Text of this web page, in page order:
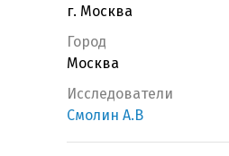
г. Москва
Город
Москва
Исследователи
Смолин А.В